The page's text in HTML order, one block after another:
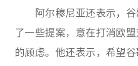
阿尔穆尼亚还表示，谷
了一些提案，意在打消欧
的顾虑。他还表示，希望